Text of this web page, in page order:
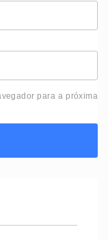
para a próxima